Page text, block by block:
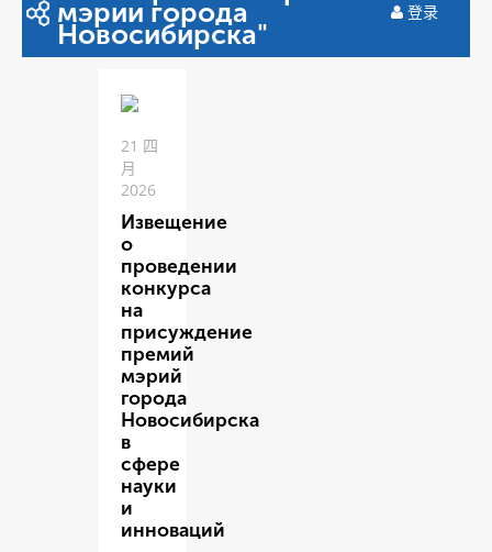
мэрии города
Новосибирска"
登录
21 四
月
2026
Извещение
о
проведении
конкурса
на
присуждение
премий
мэрий
города
Новосибирска
в
сфере
науки
и
инноваций